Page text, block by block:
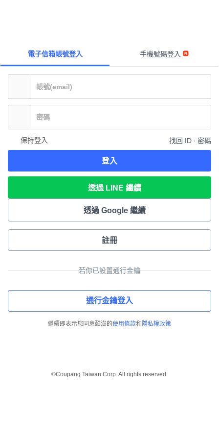
電子信箱帳號登入 手機號碼登入
保持登入 找回 ID ∙ 密碼
登入
透過 LINE 繼續
透過 Google 繼續
註冊
若你已設置通行金鑰
通行金鑰登入
繼續即表示您同意酷澎的使用條款和 隱私權政策
©Coupang Taiwan Corp. All rights reserved.